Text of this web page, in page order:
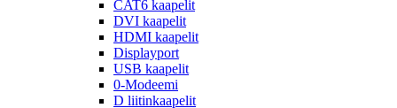
CAT6 kaapelit
DVI kaapelit
HDMI kaapelit
Displayport
USB kaapelit
0-Modeemi
D liitinkaapelit